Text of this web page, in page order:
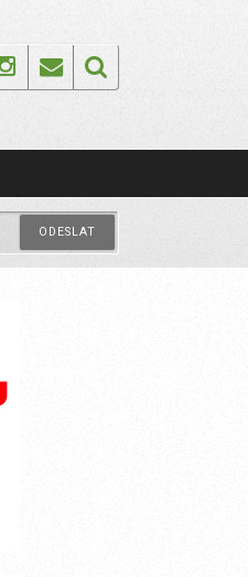
Instagram
Email